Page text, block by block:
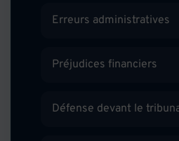
Erreurs administratives
Préjudices financiers
Défense devant le